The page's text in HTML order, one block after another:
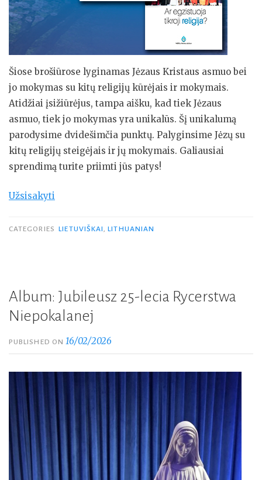
Šiose brošiūrose lyginamas Jėzaus Kristaus asmuo bei
jo mokymas su kitų religijų kūrėjais ir mokymais.
Atidžiai įsižiūrėjus, tampa aišku, kad tiek Jėzaus
asmuo, tiek jo mokymas yra unikalūs. Šį unikalumą
parodysime dvidešimčia punktų. Palyginsime Jėzų su
kitų religijų steigėjais ir jų mokymais. Galiausiai
sprendimą turite priimti jūs patys!
Užsisakyti
CATEGORIES LIETUVIŠKAI,LITHUANIAN
Album: Jubileusz 25-lecia Rycerstwa
Niepokalanej
PUBLISHED ON16/02/2026